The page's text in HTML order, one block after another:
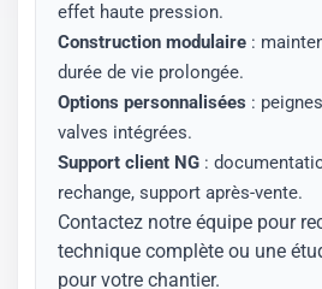
effet haute pression.
Construction modulaire :
durée de vie prolongée.
Options personnalisées :
valves intégrées.
Support client NG :
rechange, support après-vente.
Contactez notre équipe pour
technique complète ou une
pour votre chantier.